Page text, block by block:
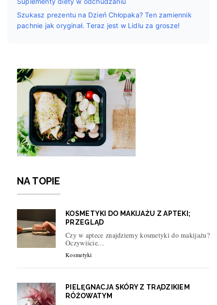
Szukasz prezentu na Dzień Chłopaka? Ten zamiennik
pachnie jak oryginał. Teraz jest w Lidlu za grosze!
NA TOPIE
KOSMETYKI DO MAKIJAŻU Z APTEKI;
PRZEGLĄD
Czy w aptece znajdziemy kosmetyki do makijażu?
Oczywiście...
Kosmetyki
PIELĘGNACJA SKÓRY Z TRĄDZIKIEM
RÓŻOWATYM